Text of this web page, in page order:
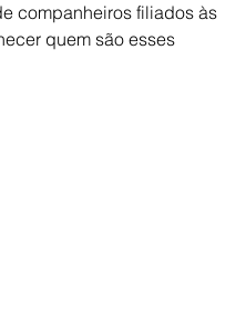
companheiros filiados às
quem são esses